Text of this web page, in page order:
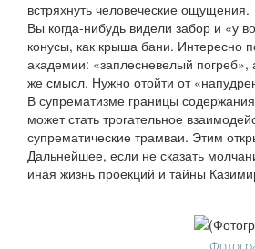
встряхнуть человеческие ощущения.
Вы когда-нибудь видели забор и «у
конусы, как крыша бани. Интересно
академии: «заплесневелый
же смысл. Нужно отойти от
В супрематизме границы
может стать трогательное
супрематические трамваи. Этим
Дальнейшее, если не сказать
иная жизнь проекций и тайны